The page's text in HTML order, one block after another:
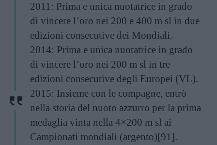
2011: Prima e unica nuotatrice in grado
di vincere l’oro nei 200 e 400 m sl in due
edizioni consecutive dei Mondiali.
2014: Prima e unica nuotatrice in grado
di vincere l’oro nei 200 m sl in tre
edizioni consecutive degli Europei (VL).
2015: Insieme con le compagne, entrò
nella storia del nuoto azzurro per la prima
medaglia vinta nella 4×200 m sl ai
Campionati mondiali (argento)[91].